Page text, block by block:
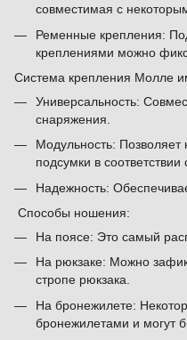
совместимая с
Ременные крепления:
креплениями можно
Система крепления Молле
Универсальность:
снаряжения.
Модульность:
подсумки в
Надежность:
Способы ношения:
На поясе: Это самый
На рюкзаке: Можно
стропе рюкзака.
На бронежилете:
бронежилетами и могут